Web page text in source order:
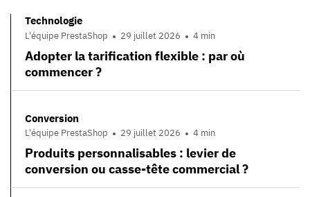
Technologie
L'équipe PrestaShop 29 juillet 2026 4 min
Adopter la tarification flexible : par où
commencer ?
Conversion
L'équipe PrestaShop 29 juillet 2026 4 min
Produits personnalisables : levier de
conversion ou casse-tête commercial ?